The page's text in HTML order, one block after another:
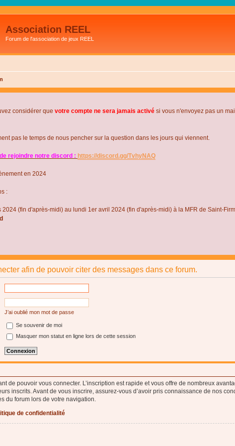
Association REEL
Forum de l'association de jeux REEL
considérer que votre compte ne sera jamais activé si vous n'envoyez pas un
pas le temps de nous pencher sur la question dans les jours qui viennent.
rejoindre notre discord : https://discord.gg/TvhyNAQ
en 2024
:
(fin d'après-midi) au lundi 1er avril 2024 (fin d'après-midi) à la MFR de Saint-
afin de pouvoir citer des messages dans ce forum.
J’ai oublié mon mot de passe
Se souvenir de moi
Masquer mon statut en ligne lors de cette session
de pouvoir vous connecter. L’inscription est rapide et vous offre de nombreux
inscrits. Avant de vous inscrire, assurez-vous d’avoir pris connaissance de nos
du forum lors de votre navigation.
de confidentialité